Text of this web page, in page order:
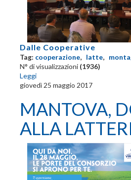
Dalle Cooperative
Tag: cooperazione, latte,
N° di visualizzazioni (1936)
Leggi
giovedì 25 maggio 2017
MANTOVA,
ALLA